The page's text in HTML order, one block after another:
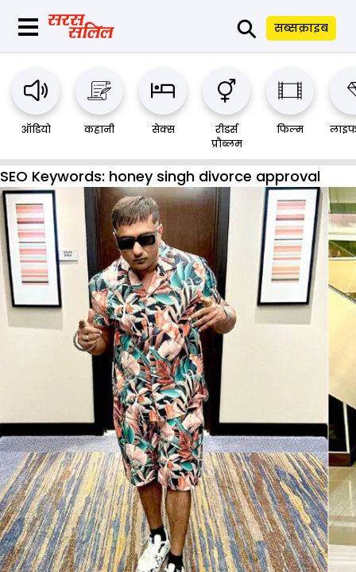
⚲ सब्सक्राइब
ऑडियो कहानी सेक्स
रीडर्स
प्रौब्लम
फिल्म
SEO Keywords: honey singh divorce approval